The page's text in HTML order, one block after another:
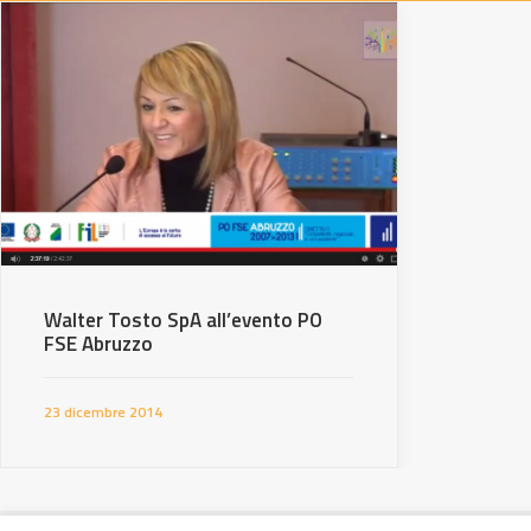
Walter Tosto SpA all’evento PO
FSE Abruzzo
23 dicembre 2014